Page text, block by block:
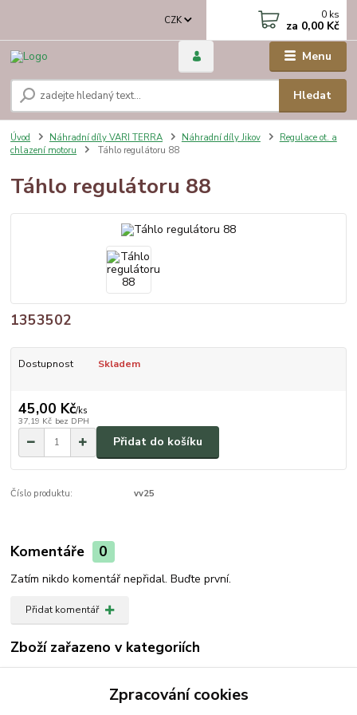
Menu
CZK
Hledat
0 ks
za 0,00 Kč
Úvod Náhradní díly VARI TERRA Náhradní díly Jikov
Regulace ot. a
chlazení motoru
Táhlo regulátoru 88
Táhlo regulátoru 88
1353502
Dostupnost Skladem
45,00 Kč/ks
37,19 Kč bez DPH
Přidat do košíku
Číslo produktu: vv25
Komentáře 0
Zatím nikdo komentář nepřidal. Buďte první.
Přidat komentář
Zboží zařazeno v kategoriích
Regulace ot. a chlazení motoru
Zpracování cookies